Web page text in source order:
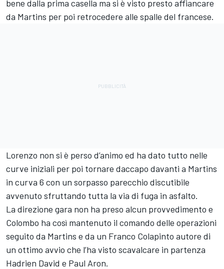
bene dalla prima casella ma si è visto presto affiancare
da Martins per poi retrocedere alle spalle del francese.
Lorenzo non si è perso d’animo ed ha dato tutto nelle
curve iniziali per poi tornare daccapo davanti a Martins
in curva 6 con un sorpasso parecchio discutibile
avvenuto sfruttando tutta la via di fuga in asfalto.
La direzione gara non ha preso alcun provvedimento e
Colombo ha così mantenuto il comando delle operazioni
seguito da Martins e da un Franco Colapinto autore di
un ottimo avvio che l’ha visto scavalcare in partenza
Hadrien David e Paul Aron.